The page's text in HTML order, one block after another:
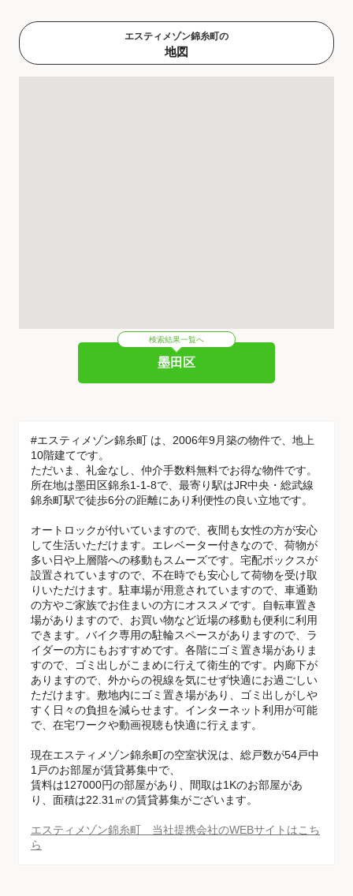
エスティメゾン錦糸町の
地図
検索結果一覧へ
墨田区
#エスティメゾン錦糸町 は、2006年9月築の物件で、地上
10階建てです。
ただいま、礼金なし、仲介手数料無料でお得な物件です。
所在地は墨田区錦糸1-1-8で、最寄り駅はJR中央・総武線
錦糸町駅で徒歩6分の距離にあり利便性の良い立地です。
オートロックが付いていますので、夜間も女性の方が安心
して生活いただけます。エレベーター付きなので、荷物が
多い日や上層階への移動もスムーズです。宅配ボックスが
設置されていますので、不在時でも安心して荷物を受け取
りいただけます。駐車場が用意されていますので、車通勤
の方やご家族でお住まいの方にオススメです。自転車置き
場がありますので、お買い物など近場の移動も便利に利用
できます。バイク専用の駐輪スペースがありますので、ラ
イダーの方にもおすすめです。各階にゴミ置き場がありま
すので、ゴミ出しがこまめに行えて衛生的です。内廊下が
ありますので、外からの視線を気にせず快適にお過ごしい
ただけます。敷地内にゴミ置き場があり、ゴミ出しがしや
すく日々の負担を減らせます。インターネット利用が可能
で、在宅ワークや動画視聴も快適に行えます。
現在エスティメゾン錦糸町の空室状況は、総戸数が54戸中
1戸のお部屋が賃貸募集中で、
賃料は127000円の部屋があり、間取は1Kのお部屋があ
り、面積は22.31㎡の賃貸募集がございます。
エスティメゾン錦糸町 当社提携会社のWEBサイトはこち
ら